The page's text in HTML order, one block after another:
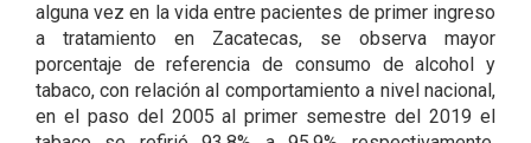
alguna vez en la vida entre pacientes de primer ingreso
a tratamiento en Zacatecas, se observa mayor
porcentaje de referencia de consumo de alcohol y
tabaco, con relación al comportamiento a nivel nacional,
en el paso del 2005 al primer semestre del 2019 el